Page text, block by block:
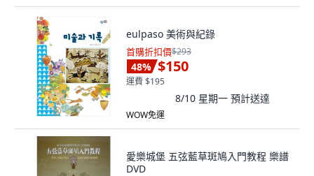
eulpaso 美術與紀錄
首購折扣價$293
48% $150
運費 $195
8/10 星期一 預計送達
WOW免運
愛樂城堡 五弦藍草斑鳩入門教程 樂譜
DVD